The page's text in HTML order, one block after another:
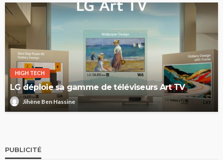
HIGH TECH
LG déploie sa gamme de téléviseurs Art TV
Jihène Ben Hassine
PUBLICITÉ